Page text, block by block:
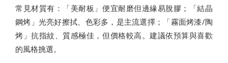
常見材質有：「美耐板」便宜耐磨但邊緣易脫膠；「結晶
鋼烤」光亮好擦拭、色彩多，是主流選擇；「霧面烤漆/陶
烤」抗指紋、質感極佳，但價格較高。建議依預算與喜歡
的風格挑選。